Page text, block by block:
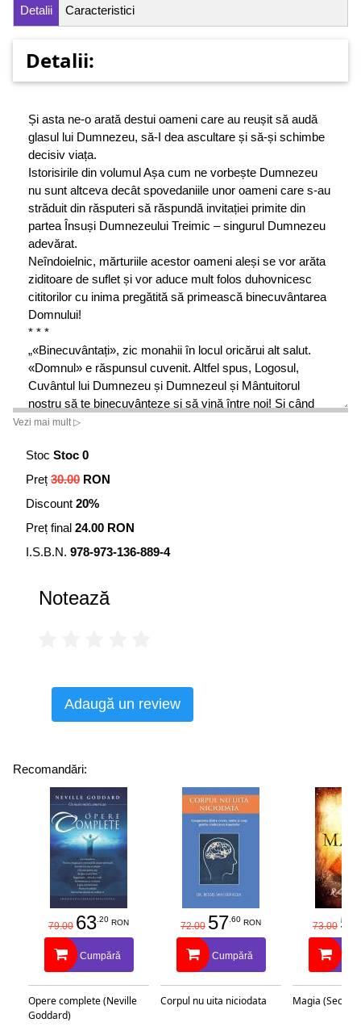
Detalii Caracteristici
Detalii:
Și asta ne‑o arată destui oameni care au reușit să audă
glasul lui Dumnezeu, să‑I dea ascultare și să‑și schimbe
decisiv viața.
Istorisirile din volumul Așa cum ne vorbește Dumnezeu
nu sunt altceva decât spovedaniile unor oameni care s‑au
străduit din răsputeri să răspundă invitației primite din
partea Însuși Dumnezeului Treimic – singurul Dumnezeu
adevărat.
Neîndoielnic, mărturiile acestor oameni aleși se vor arăta
ziditoare de suflet și vor aduce mult folos duhovnicesc
cititorilor cu inima pregătită să primească binecuvântarea
Domnului!
* * *
„«Binecuvântați», zic monahii în locul oricărui alt salut.
«Domnul» e răspunsul cuvenit. Altfel spus, Logosul,
Cuvântul lui Dumnezeu și Dumnezeul și Mântuitorul
nostru să te binecuvânteze și să vină între noi! Și când
Preadulcele Iisus Hristos vine în mijlocul a doi oameni,
mila. Să vă amintiți că binecuvântarea Domnului este
aceea care te duce în Rai. Ca să fim binecuvântați
binecuvântarea lui Dumnezeu.”
Vezi mai mult ▷
Stoc Stoc 0
Preț 30.00 RON
Discount 20%
Preț final 24.00 RON
I.S.B.N. 978-973-136-889-4
Notează
Adaugă un review
Recomandări:
79.00 63.20 RON
Cumpără
Opere complete (Neville
Goddard)
72.00 57.60 RON
Cumpără
Corpul nu uita niciodata
73.00 58
Magia